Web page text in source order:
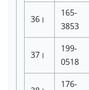
36।
165-
3853
37।
199-
0518
176-